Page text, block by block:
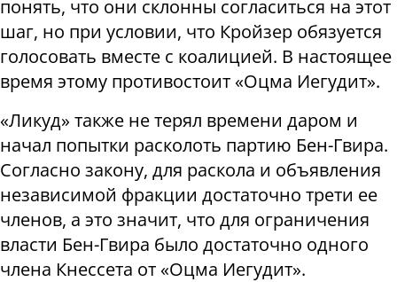
понять, что они склонны согласиться на этот
шаг, но при условии, что Кройзер обязуется
голосовать вместе с коалицией. В настоящее
время этому противостоит «Оцма Иегудит».
«Ликуд» также не терял времени даром и
начал попытки расколоть партию Бен-Гвира.
Согласно закону, для раскола и объявления
независимой фракции достаточно трети ее
членов, а это значит, что для ограничения
власти Бен-Гвира было достаточно одного
члена Кнессета от «Оцма Иегудит».